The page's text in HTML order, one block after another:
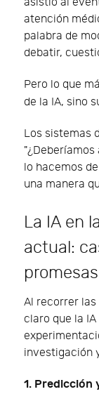
atención
palabra de
debatir,
Pero lo que
de la IA, sino
Los sistemas
"¿Deberíamos
lo hacemos
una manera
La IA en
actual:
Al recorrer las
claro que la
investigación
1. Predicción